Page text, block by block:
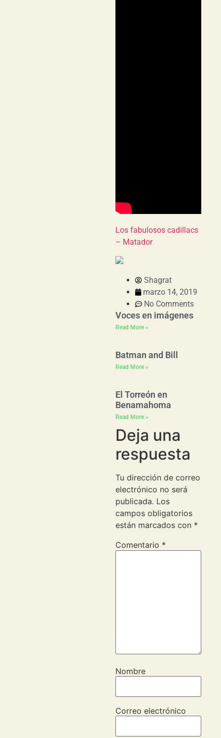
Los fabulosos cadillacs
– Matador
Shagrat
marzo 14, 2019
No Comments
Voces en imágenes
Read More »
Batman and Bill
Read More »
El Torreón en
Benamahoma
Read More »
Deja una
respuesta
Tu dirección de correo
electrónico no será
publicada. Los
campos obligatorios
están marcados con *
Comentario *
Nombre
Correo electrónico